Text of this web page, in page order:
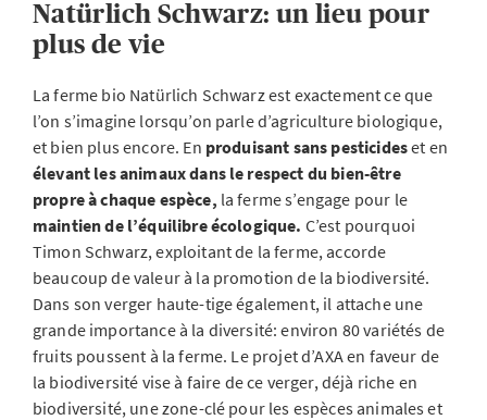
Natürlich Schwarz: un lieu pour
plus de vie
La ferme bio Natürlich Schwarz est exactement ce que
l’on s’imagine lorsqu’on parle d’agriculture biologique,
et bien plus encore. En produisant sans pesticideset en
élevant les animaux dans le respect du bien-être
propre à chaque espèce, la ferme s’engage pour le
maintien de l’équilibre écologique. C’est pourquoi
Timon Schwarz, exploitant de la ferme, accorde
beaucoup de valeur à la promotion de la biodiversité.
Dans son verger haute-tige également, il attache une
grande importance à la diversité: environ 80 variétés de
fruits poussent à la ferme. Le projet d’AXA en faveur de
la biodiversité vise à faire de ce verger, déjà riche en
biodiversité, une zone-clé pour les espèces animales et